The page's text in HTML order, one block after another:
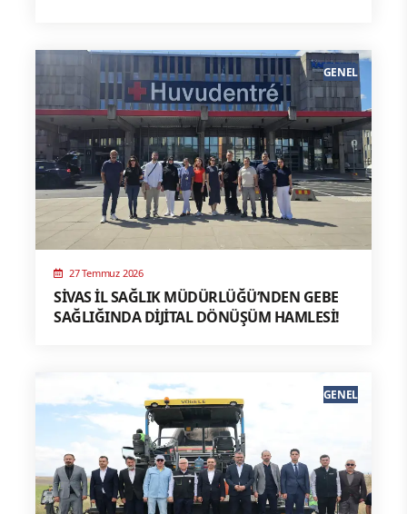
27 Temmuz 2026
SİVAS İL SAĞLIK MÜDÜRLÜĞÜ’NDEN GEBE
SAĞLIĞINDA DİJİTAL DÖNÜŞÜM HAMLESİ!
GENEL
GENEL